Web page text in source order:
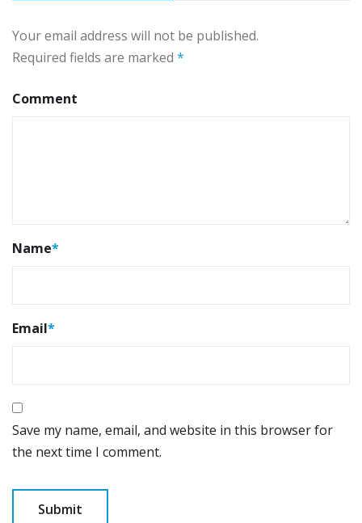
Your email address will not be published.
Required fields are marked *
Comment
Name*
Email*
Save my name, email, and website in this browser for
the next time I comment.